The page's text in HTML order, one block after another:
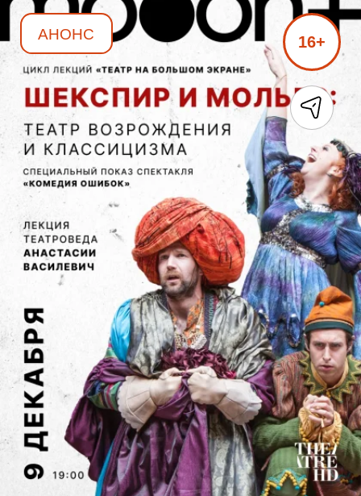
АНОНС 16+